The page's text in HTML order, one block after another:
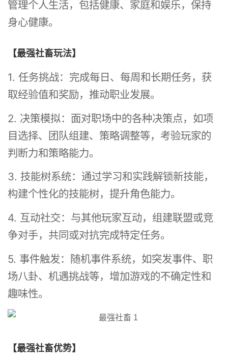
管理个人生活，包括健康、家庭和娱乐，保持
身心健康。
【最强社畜玩法】
1. 任务挑战：完成每日、每周和长期任务，获
取经验值和奖励，推动职业发展。
2. 决策模拟：面对职场中的各种决策点，如项
目选择、团队组建、策略调整等，考验玩家的
判断力和策略能力。
3. 技能树系统：通过学习和实践解锁新技能，
构建个性化的技能树，提升角色能力。
4. 互动社交：与其他玩家互动，组建联盟或竞
争对手，共同或对抗完成特定任务。
5. 事件触发：随机事件系统，如突发事件、职
场八卦、机遇挑战等，增加游戏的不确定性和
趣味性。
【最强社畜优势】